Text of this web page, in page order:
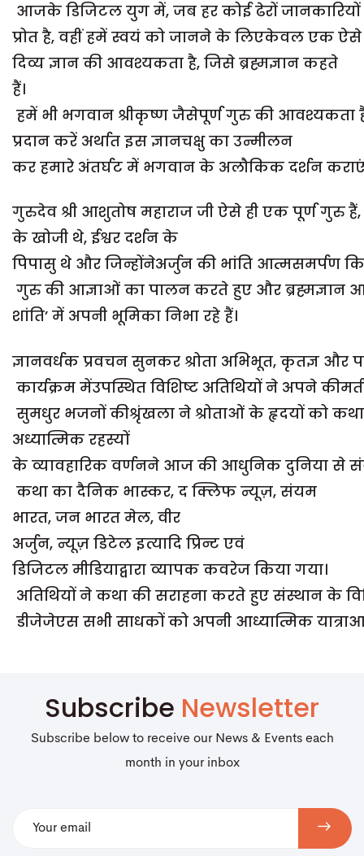
आजके डिजिटल युग में, जब हर कोई ढेरों
प्रोत है, वहीं हमें स्वयं को जानने के लिएकेवल एक ऐसे
दिव्य ज्ञान की आवश्यकता है, जिसे ब्रह्मज्ञान कहते
हैं।
हमें भी भगवान श्रीकृष्ण जैसेपूर्ण गुरु की आवश्यकता
प्रदान करें अर्थात इस ज्ञानचक्षु का उन्मीलन
कर हमारे अंतर्घट में भगवान के अलौकिक दर्शन
गुरुदेव श्री आशुतोष महाराज जी ऐसे ही एक पूर्ण गुरु हैं,
के खोजी थे, ईश्वर दर्शन के
पिपासु थे और जिन्होंनेअर्जुन की भांति आत्मसमर्पण
गुरु की आज्ञाओं का पालन करते हुए और ब्रह्मज्ञान
शांति’ में अपनी भूमिका निभा रहे हैं।
ज्ञानवर्धक प्रवचन सुनकर श्रोता अभिभूत, कृतज्ञ
कार्यक्रम मेंउपस्थित विशिष्ट अतिथियों ने अपने
सुमधुर भजनों कीश्रृंखला ने श्रोताओं के हृदयों को
अध्यात्मिक रहस्यों
के व्यावहारिक वर्णनने आज की आधुनिक दुनिया से
कथा का दैनिक भास्कर, द क्लिफ न्यूज़, संयम
भारत, जन भारत मेल, वीर
अर्जुन, न्यूज़ डिटेल इत्यादि प्रिन्ट एवं
डिजिटल मीडियाद्वारा व्यापक कवरेज किया गया।
अतिथियों ने कथा की सराहना करते हुए संस्थान के
डीजेजेएस सभी साधकों को अपनी आध्यात्मिक
Subscribe Newsletter
Subscribe below to receive our News & Events each
month in your inbox